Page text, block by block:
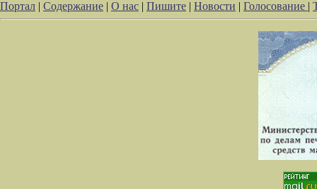
Портал | Содержание | О нас | Пишите | Новости | Голосование |